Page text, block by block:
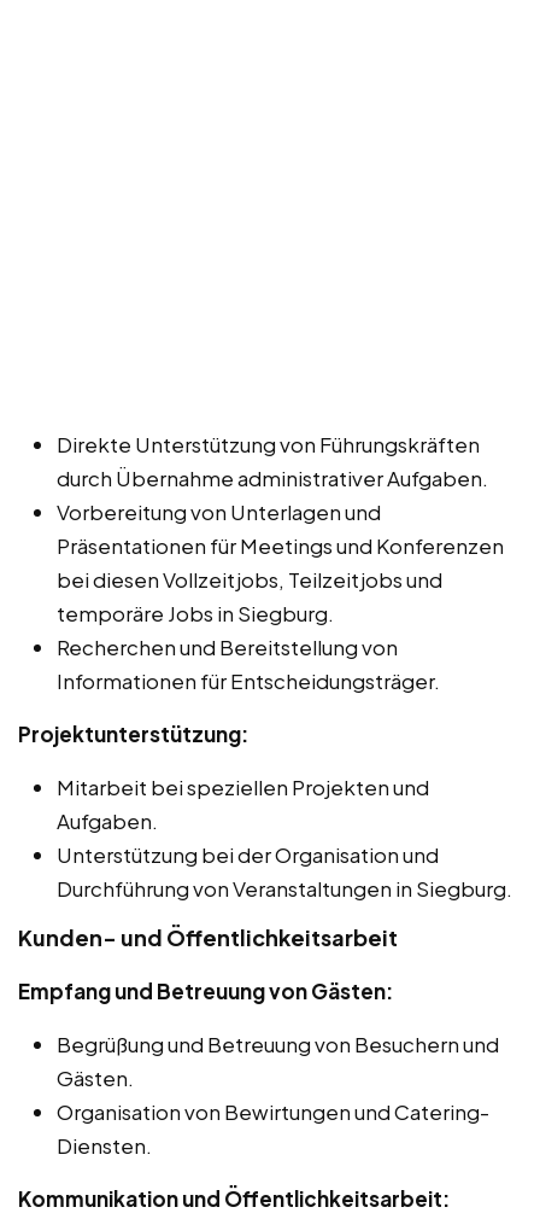
Direkte Unterstützung von Führungskräften
durch Übernahme administrativer Aufgaben.
Vorbereitung von Unterlagen und
Präsentationen für Meetings und Konferenzen
bei diesen Vollzeitjobs, Teilzeitjobs und
temporäre Jobs in Siegburg.
Recherchen und Bereitstellung von
Informationen für Entscheidungsträger.
Projektunterstützung:
Mitarbeit bei speziellen Projekten und
Aufgaben.
Unterstützung bei der Organisation und
Durchführung von Veranstaltungen in Siegburg.
Kunden- und Öffentlichkeitsarbeit
Empfang und Betreuung von Gästen:
Begrüßung und Betreuung von Besuchern und
Gästen.
Organisation von Bewirtungen und Catering-
Diensten.
Kommunikation und Öffentlichkeitsarbeit: